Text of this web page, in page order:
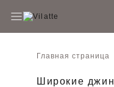
Главная страница
Широкие